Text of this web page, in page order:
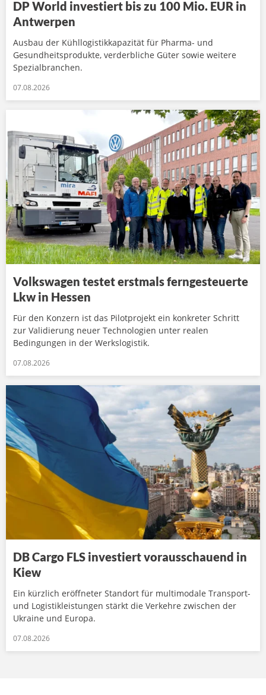
DP World investiert bis zu 100 Mio. EUR in
Antwerpen
Ausbau der Kühllogistikkapazität für Pharma- und
Gesundheitsprodukte, verderbliche Güter sowie weitere
Spezialbranchen.
07.08.2026
Volkswagen testet erstmals ferngesteuerte
Lkw in Hessen
Für den Konzern ist das Pilotprojekt ein konkreter Schritt
zur Validierung neuer Technologien unter realen
Bedingungen in der Werkslogistik.
07.08.2026
DB Cargo FLS investiert vorausschauend in
Kiew
Ein kürzlich eröffneter Standort für multimodale Transport-
und Logistikleistungen stärkt die Verkehre zwischen der
Ukraine und Europa.
07.08.2026